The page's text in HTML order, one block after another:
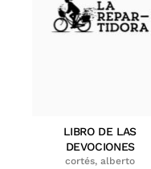
LIBRO DE LAS
DEVOCIONES
cortés, alberto